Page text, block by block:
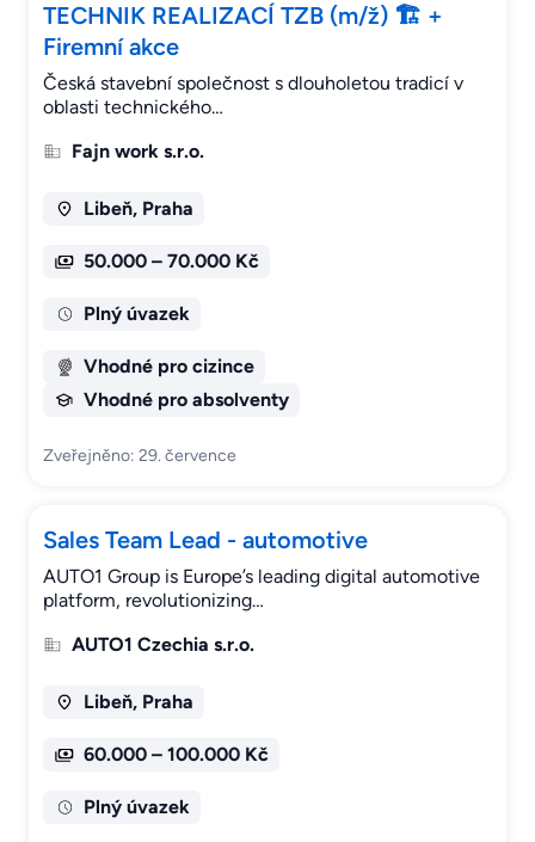
TECHNIK REALIZACÍ TZB (m/ž) 🏗️ +
Firemní akce
Česká stavební společnost s dlouholetou tradicí v
oblasti technického…
Fajn work s.r.o.
Libeň, Praha
50.000 – 70.000 Kč
Plný úvazek
Vhodné pro cizince
Vhodné pro absolventy
Zveřejněno: 29. července
Sales Team Lead - automotive
AUTO1 Group is Europe’s leading digital automotive
platform, revolutionizing…
AUTO1 Czechia s.r.o.
Libeň, Praha
60.000 – 100.000 Kč
Plný úvazek